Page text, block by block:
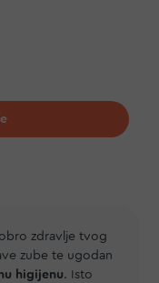
zdravlje tvog
zube te ugodan
higijenu. Isto